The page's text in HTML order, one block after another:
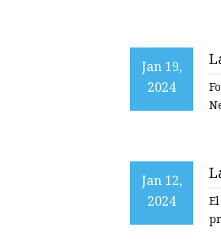
Jan 19,
2024
Jan 12,
2024